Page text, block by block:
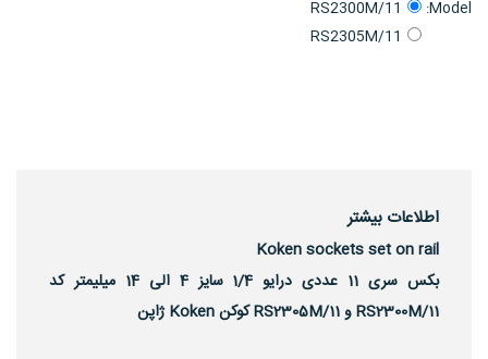
Model:
RS2300M/11
RS2305M/11
اطلاعات بیشتر
Koken sockets set on rail
بکس سری 11 عددی درایو 1/4 سایز 4 الی 14 میلیمتر کد
RS2300M/11 و RS2305M/11 کوکن Koken ژاپن